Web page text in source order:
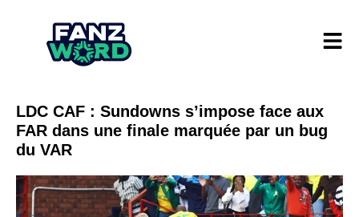
LDC CAF : Sundowns s’impose face aux
FAR dans une finale marquée par un bug
du VAR